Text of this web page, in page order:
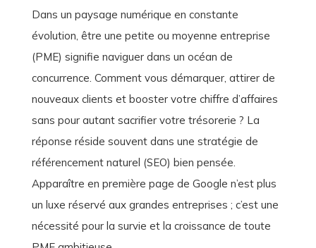
Dans un paysage numérique en constante
évolution, être une petite ou moyenne entreprise
(PME) signifie naviguer dans un océan de
concurrence. Comment vous démarquer, attirer de
nouveaux clients et booster votre chiffre d’affaires
sans pour autant sacrifier votre trésorerie ? La
réponse réside souvent dans une stratégie de
référencement naturel (SEO) bien pensée.
Apparaître en première page de Google n’est plus
un luxe réservé aux grandes entreprises ; c’est une
nécessité pour la survie et la croissance de toute